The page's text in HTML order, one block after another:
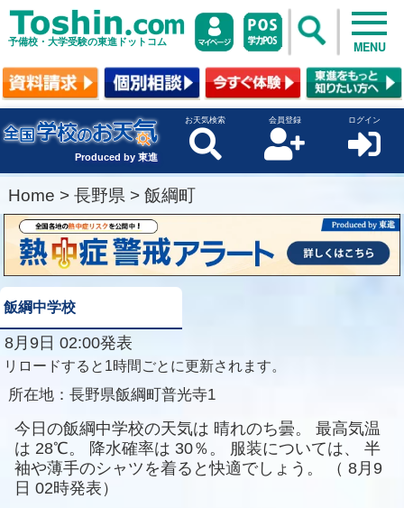
予備校・大学受験の東進ドットコム MENU
Produced by 東進
お天気検索 会員登録 ログイン
Home > 長野県 > 飯綱町
飯綱中学校
8月9日 02:00発表
リロードすると1時間ごとに更新されます。
所在地： 長野県飯綱町普光寺1
今日の飯綱中学校の天気は 晴れのち曇。
最高気温
は 28℃。 降水確率は 30％。 服装については、
半
袖や薄手のシャツを着ると快適でしょう。
（ 8月9
日 02時発表）